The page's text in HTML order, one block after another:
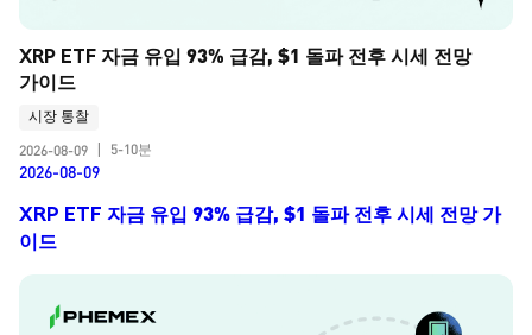
XRP ETF 자금 유입 93% 급감, $1 돌파 전후 시세 전망
가이드
시장 통찰
2026-08-09
5-10분
2026-08-09
XRP ETF 자금 유입 93% 급감, $1 돌파 전후 시세 전망 가
이드